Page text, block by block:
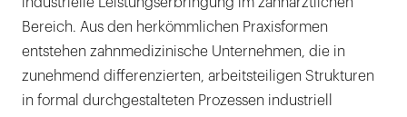
Bereich. Aus den herkömmlichen Praxisformen
entstehen zahnmedizinische Unternehmen, die in
zunehmend differenzierten, arbeitsteiligen Strukturen
in formal durchgestalteten Prozessen industriell